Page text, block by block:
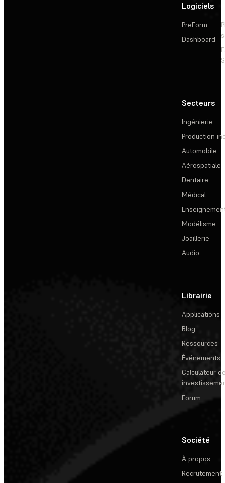
Logiciels
PreForm
Dashboard
Secteurs
Ingénierie
Production
Automobile
Aérospatiale
Dentaire
Médical
Modélisme
Joaillerie
Audio
Librairie
Applications
Blog
Ressources
Événements
Calculateur
Forum
Société
À propos
Recrutement